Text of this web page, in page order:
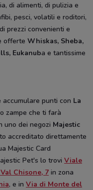
di alimenti, di pulizia e
pesci, volatili e roditori,
prezzi convenienti e
offerte Whiskas, Sheba,
Eukanuba e tantissime
punti con La
zampe che ti farà
uno dei negozi Majestic
accreditato direttamente
Majestic Card
Pet's lo trovi Viale
Chisone, 7 in zona
, e in Via di Monte del